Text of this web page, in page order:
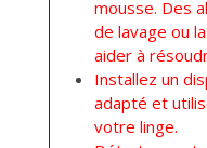
mousse. Des
de lavage ou
aider à
Installez un
adapté et
votre linge.